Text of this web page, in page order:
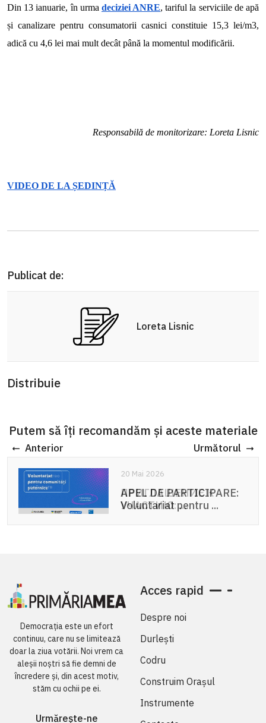
Din 13 ianuarie, în urma deciziei ANRE, tariful la serviciile de apă
și canalizare pentru consumatorii casnici constituie 15,3 lei/m3,
adică cu 4,6 lei mai mult decât până la momentul modificării.
Responsabilă de monitorizare: Loreta Lisnic
VIDEO DE LA ȘEDINȚĂ
Publicat de:
Loreta Lisnic
Distribuie
Putem să îți recomandăm și aceste materiale
Anterior Următorul
20 Mai 2026
APEL DE PARTICIPARE:
Voluntariat pentru ...
Democrația este un efort
continuu, care nu se limitează
doar la ziua votării. Noi vrem ca
aleșii noștri să fie demni de
încredere și, din acest motiv,
stăm cu ochii pe ei.
Urmărește-ne
Acces rapid
Despre noi
Durlești
Codru
Construim Orașul
Instrumente